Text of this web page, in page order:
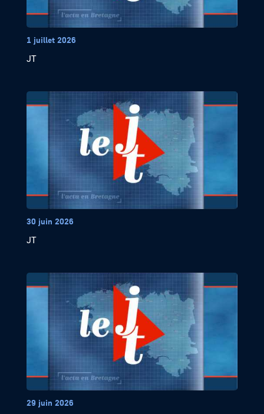
1 juillet 2026
JT
30 juin 2026
JT
29 juin 2026